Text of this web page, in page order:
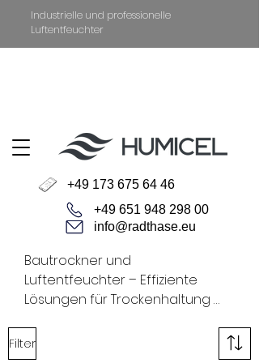
Industrielle und professionelle
Luftentfeuchter
+49 173 675 64 46
+49 651 948 298 00
info@radthase.eu
Bautrockner und
Luftentfeuchter – Effiziente
Lösungen für Trockenhaltung
Bautrockner und
Luftentfeuchter sind essenzielle
Filter